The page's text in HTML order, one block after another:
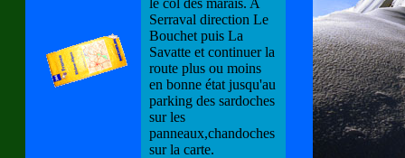
le col des marais. A
Serraval direction Le
Bouchet puis La
Savatte et continuer la
route plus ou moins
en bonne état jusqu'au
parking des sardoches
sur les
panneaux,chandoches
sur la carte.